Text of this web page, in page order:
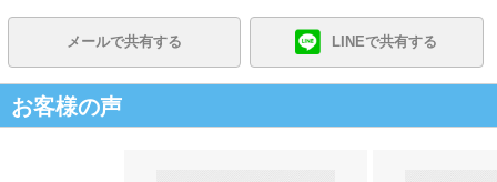
メールで共有する LINEで共有する
お客様の声